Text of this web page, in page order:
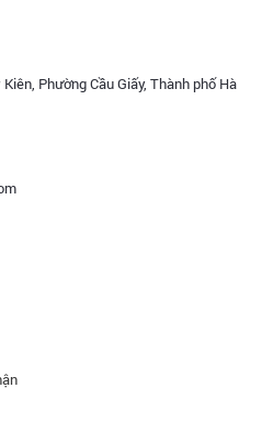
Phường Cầu Giấy, Thành phố Hà